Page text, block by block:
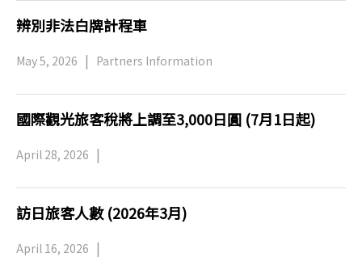
辨別非法白牌計程車
May 5, 2026 Partners Information
國際觀光旅客稅將上調至3,000日圓 (7月1日起)
April 28, 2026
訪日旅客人數 (2026年3月)
April 16, 2026